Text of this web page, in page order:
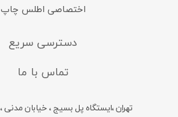
اختصاصی اطلس چاپ
دسترسی سریع
تماس با ما
تهران ،ایستگاه پل بسیج ، خیابان